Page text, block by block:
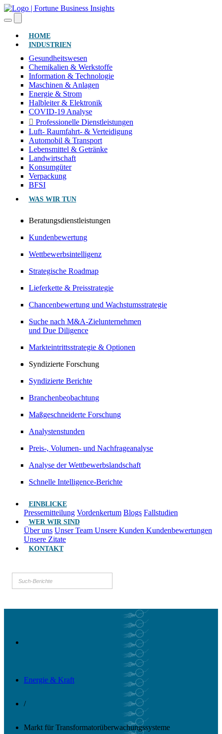
HOME(AKTUELL)
INDUSTRIEN
Gesundheitswesen
Chemikalien & Werkstoffe
Information & Technologie
Maschinen & Anlagen
Energie & Strom
Halbleiter & Elektronik
COVID-19 Analyse
Professionelle Dienstleistungen
Luft- Raumfahrt- & Verteidigung
Automobil & Transport
Lebensmittel & Getränke
Landwirtschaft
Konsumgüter
Verpackung
BFSI
WAS WIR TUN
Beratungsdienstleistungen
Kundenbewertung
Wettbewerbsintelligenz
Strategische Roadmap
Lieferkette & Preisstrategie
Chancenbewertung und Wachstumsstrategie
Suche nach M&A-Zielunternehmen
und Due Diligence
Markteintrittsstrategie & Optionen
Syndizierte Forschung
Syndizierte Berichte
Branchenbeobachtung
Maßgeschneiderte Forschung
Analystenstunden
Preis-, Volumen- und Nachfrageanalyse
Analyse der Wettbewerbslandschaft
Schnelle Intelligence-Berichte
EINBLICKE
Pressemitteilung Vordenkertum Blogs Fallstudien
WER WIR SIND
Über uns Unser Team Unsere Kunden Kundenbewertungen
Unsere Zitate
KONTAKT
Energie & Kraft
/
Markt für Transformatorüberwachungssysteme